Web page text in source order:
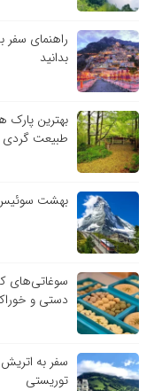
راهنمای سفر
بدانید
بهترین پارک
طبیعت گردی
بهشت سوئیس: کشف ۱۰ مکان
سوغاتی‌های
دستی و
سفر به
توریستی